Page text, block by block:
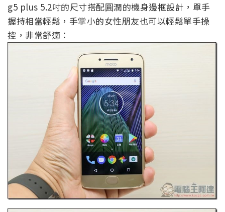
g5 plus 5.2吋的尺寸搭配圓潤的機身邊框設計，單手
握持相當輕鬆，手掌小的女性朋友也可以輕鬆單手操
控，非常舒適：